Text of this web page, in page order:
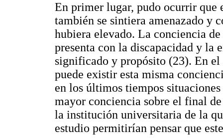
En primer lugar, pudo ocurrir que
también se sintiera amenazado y
hubiera elevado. La conciencia
presenta con la discapacidad y la
significado y propósito (23). En
puede existir esta misma
en los últimos tiempos
mayor conciencia sobre el final
la institución universitaria de la
estudio permitirían pensar que